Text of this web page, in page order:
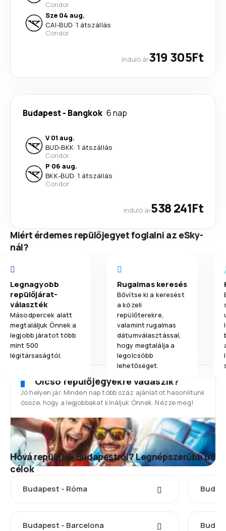
Condor
Sze 04 aug.
CAI-BUD· 1 átszállás
Condor
induló ár319 305Ft
Budapest- Bangkok 6 nap
V 01 aug.
BUD-BKK· 1 átszállás
Condor
P 06 aug.
BKK-BUD· 1 átszállás
Condor
induló ár538 241Ft
Miért érdemes repülőjegyet foglalni az eSky-
nál?
Legnagyobb
repülőjárat-
választék
Másodpercek alatt
megtaláljuk Önnek a
legjobb járatot több
mint 500
légitársaságtól.
Rugalmas keresés
Bővítse ki a keresést
a közeli
repülőterekre,
valamint rugalmas
dátumválasztással,
hogy megtalálja a
legolcsóbb
lehetőséget.
Olcsó repülőjegyekre vadászik?
Jó helyen jár. Minden nap több száz ajánlatot hasonlítunk
össze, hogy a legjobbakat kínáljuk Önnek. Nézze meg!
Hová repüljünk Budapestről? Legnépszerűbb úti
célok
Budapest - Róma
Budapest - Barcelona